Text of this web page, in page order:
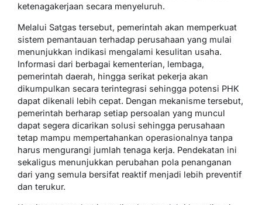
ketenagakerjaan secara menyeluruh.
Melalui Satgas tersebut, pemerintah akan memperkuat
sistem pemantauan terhadap perusahaan yang mulai
menunjukkan indikasi mengalami kesulitan usaha.
Informasi dari berbagai kementerian, lembaga,
pemerintah daerah, hingga serikat pekerja akan
dikumpulkan secara terintegrasi sehingga potensi PHK
dapat dikenali lebih cepat. Dengan mekanisme tersebut,
pemerintah berharap setiap persoalan yang muncul
dapat segera dicarikan solusi sehingga perusahaan
tetap mampu mempertahankan operasionalnya tanpa
harus mengurangi jumlah tenaga kerja. Pendekatan ini
sekaligus menunjukkan perubahan pola penanganan
dari yang semula bersifat reaktif menjadi lebih preventif
dan terukur.